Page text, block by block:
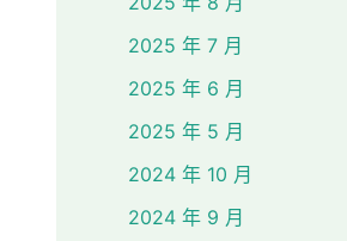
2025 年 7 月
2025 年 6 月
2025 年 5 月
2024 年 10 月
2024 年 9 月